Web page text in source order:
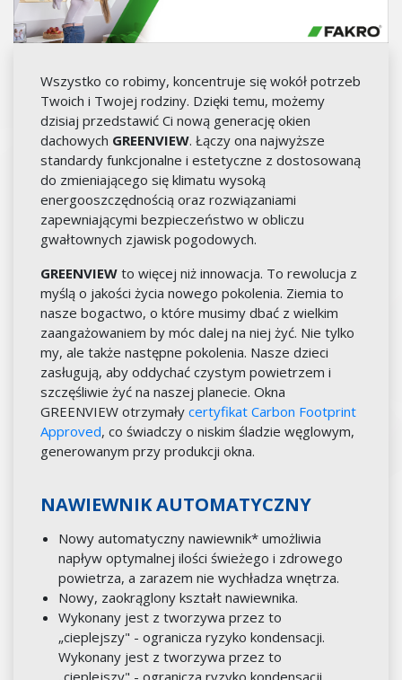
Wszystko co robimy, koncentruje się wokół potrzeb
Twoich i Twojej rodziny. Dzięki temu, możemy
dzisiaj przedstawić Ci nową generację okien
dachowych GREENVIEW. Łączy ona najwyższe
standardy funkcjonalne i estetyczne z dostosowaną
do zmieniającego się klimatu wysoką
energooszczędnością oraz rozwiązaniami
zapewniającymi bezpieczeństwo w obliczu
gwałtownych zjawisk pogodowych.
GREENVIEW to więcej niż innowacja. To rewolucja z
myślą o jakości życia nowego pokolenia. Ziemia to
nasze bogactwo, o które musimy dbać z wielkim
zaangażowaniem by móc dalej na niej żyć. Nie tylko
my, ale także następne pokolenia. Nasze dzieci
zasługują, aby oddychać czystym powietrzem i
szczęśliwie żyć na naszej planecie. Okna
GREENVIEW otrzymały certyfikat Carbon Footprint
Approved, co świadczy o niskim śladzie węglowym,
generowanym przy produkcji okna.
NAWIEWNIK AUTOMATYCZNY
Nowy automatyczny nawiewnik* umożliwia
napływ optymalnej ilości świeżego i zdrowego
powietrza, a zarazem nie wychładza wnętrza.
Nowy, zaokrąglony kształt nawiewnika.
Wykonany jest z tworzywa przez to
„cieplejszy" - ogranicza ryzyko kondensacji.
Wykonany jest z tworzywa przez to
„cieplejszy" - ogranicza ryzyko kondensacji.